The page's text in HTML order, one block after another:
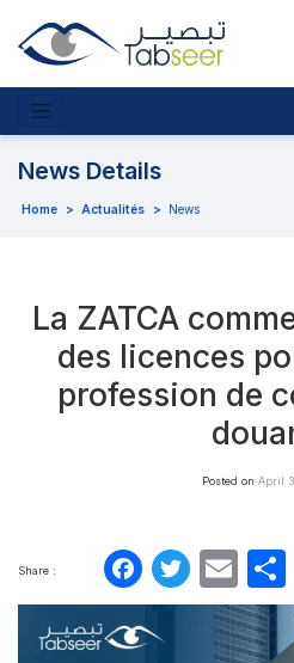
News Details
Home > Actualités > News
La ZATCA
des licences
profession de
Posted on April
Share : Twitter